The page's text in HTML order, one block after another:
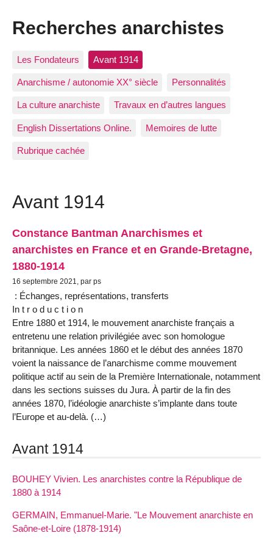
Recherches anarchistes
Les Fondateurs Avant 1914
Anarchisme / autonomie XX° siècle Personnalités
La culture anarchiste Travaux en d’autres langues
English Dissertations Online. Memoires de lutte
Rubrique cachée
Avant 1914
Constance Bantman Anarchismes et
anarchistes en France et en Grande-Bretagne,
1880-1914
16 septembre 2021, par ps
: Échanges, représentations, transferts
In t r o d u c t i o n
Entre 1880 et 1914, le mouvement anarchiste français a
entretenu une relation privilégiée avec son homologue
britannique. Les années 1860 et le début des années 1870
voient la naissance de l’anarchisme comme mouvement
politique actif au sein de la Première Internationale, notamment
dans les sections suisses du Jura. À partir de la fin des
années 1870, l’idéologie anarchiste s’implante dans toute
l’Europe et au-delà. (…)
Avant 1914
BOUHEY Vivien. Les anarchistes contre la République de
1880 à 1914
GERMAIN, Emmanuel-Marie. "Le Mouvement anarchiste en
Saône-et-Loire (1878-1914)